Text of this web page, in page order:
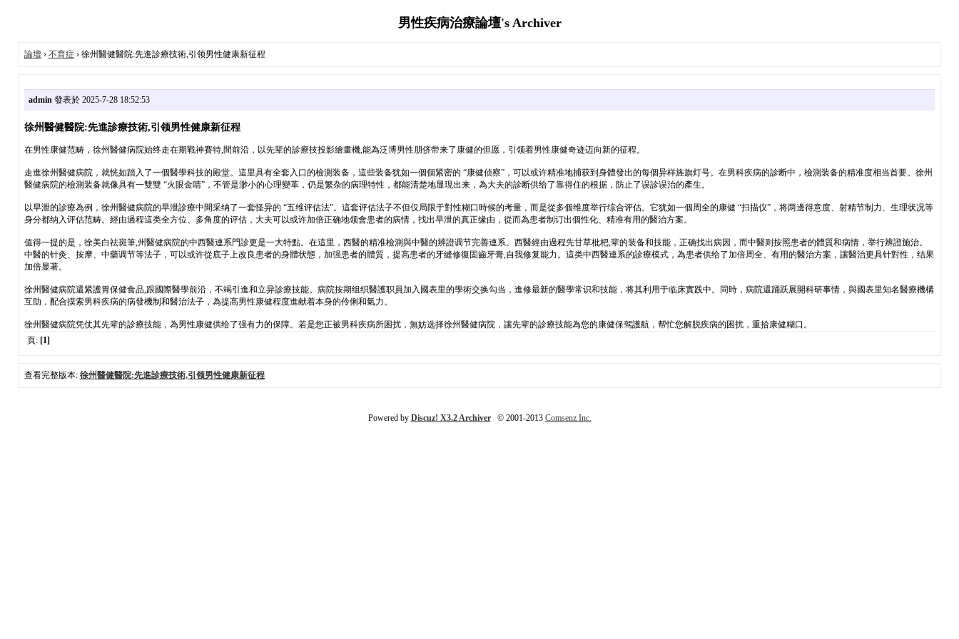
男性疾病治療論壇's Archiver
論壇› 不育症› 徐州醫健醫院:先進診療技術,引领男性健康新征程
admin發表於 2025-7-28 18:52:53
徐州醫健醫院:先進診療技術,引领男性健康新征程
在男性康健范畴，徐州醫健病院始终走在期戰神賽特,間前沿，以先辈的診療技投影繪畫機,能為泛博男性朋侪带来了康健的但愿，引领着男性康健奇迹迈向新的征程。
走進徐州醫健病院，就恍如踏入了一個醫學科技的殿堂。這里具有全套入口的檢測装备，這些装备犹如一個個紧密的 “康健侦察”，可以或许精准地捕获到身體發出的每個异样旌旗灯号。在男科疾病的診断中，檢測装备的精准度相当首要。徐州
醫健病院的檢測装备就像具有一雙雙 “火眼金睛”，不管是渺小的心理變革，仍是繁杂的病理特性，都能清楚地显現出来，為大夫的診断供给了靠得住的根据，防止了误診误治的產生。
以早泄的診療為例，徐州醫健病院的早泄診療中間采纳了一套怪异的 “五维评估法”。這套评估法子不但仅局限于對性糊口時候的考量，而是從多個维度举行综合评估。它犹如一個周全的康健 “扫描仪”，将两邊得意度、射精节制力、生理状况等
身分都纳入评估范畴。經由過程這类全方位、多角度的评估，大夫可以或许加倍正确地领會患者的病情，找出早泄的真正缘由，從而為患者制订出個性化、精准有用的醫治方案。
值得一提的是，徐美白祛斑筆,州醫健病院的中西醫連系門診更是一大特點。在這里，西醫的精准檢測與中醫的辨證调节完善連系。西醫經由過程先甘草枇杷,辈的装备和技能，正确找出病因，而中醫则按照患者的體質和病情，举行辨證施治。
中醫的针灸、按摩、中藥调节等法子，可以或许從底子上改良患者的身體状態，加强患者的體質，提高患者的牙縫修復固齒牙膏,自我修复能力。這类中西醫連系的診療模式，為患者供给了加倍周全、有用的醫治方案，讓醫治更具针對性，结果
加倍显著。
徐州醫健病院還紧護胃保健食品,跟國際醫學前沿，不竭引進和立异診療技能。病院按期组织醫護职員加入國表里的學術交换勾当，進修最新的醫學常识和技能，将其利用于临床實践中。同時，病院還踊跃展開科研事情，與國表里知名醫療機構
互助，配合摸索男科疾病的病發機制和醫治法子，為提高男性康健程度進献着本身的伶俐和氣力。
徐州醫健病院凭仗其先辈的診療技能，為男性康健供给了强有力的保障。若是您正被男科疾病所困扰，無妨选择徐州醫健病院，讓先辈的診療技能為您的康健保驾護航，帮忙您解脱疾病的困扰，重拾康健糊口。
頁: [1]
查看完整版本: 徐州醫健醫院:先進診療技術,引领男性健康新征程
Powered by Discuz! X3.2 Archiver© 2001-2013 Comsenz Inc.